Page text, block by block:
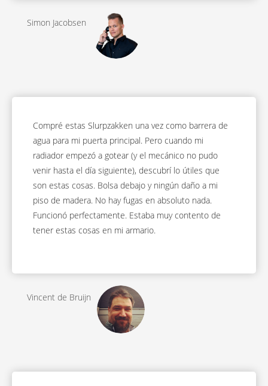
Simon Jacobsen
Compré estas Slurpzakken una vez como barrera de
agua para mi puerta principal. Pero cuando mi
radiador empezó a gotear (y el mecánico no pudo
venir hasta el día siguiente), descubrí lo útiles que
son estas cosas. Bolsa debajo y ningún daño a mi
piso de madera. No hay fugas en absoluto nada.
Funcionó perfectamente. Estaba muy contento de
tener estas cosas en mi armario.
Vincent de Bruijn